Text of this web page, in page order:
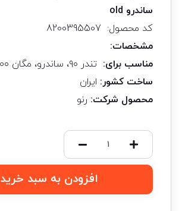
ساندرو
کد محصول: 8200395507
مشخصات:
مناسب برای: تندر ۹۰، ساندرو، مگان ۱۶۰۰
ساخت کشور: ایران
محصول شرکت: رنو
افزودن به سبد خرید